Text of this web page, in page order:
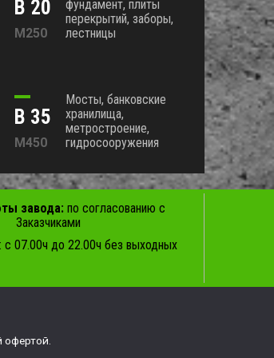
В 20
М250
фундамент, плиты
перекрытий, заборы,
лестницы
В 35
М450
Мосты, банковские
хранилища,
метростроение,
гидросооружения
завода: по согласованию с
Заказчиками
с 07.00ч до 22.00ч без выходных